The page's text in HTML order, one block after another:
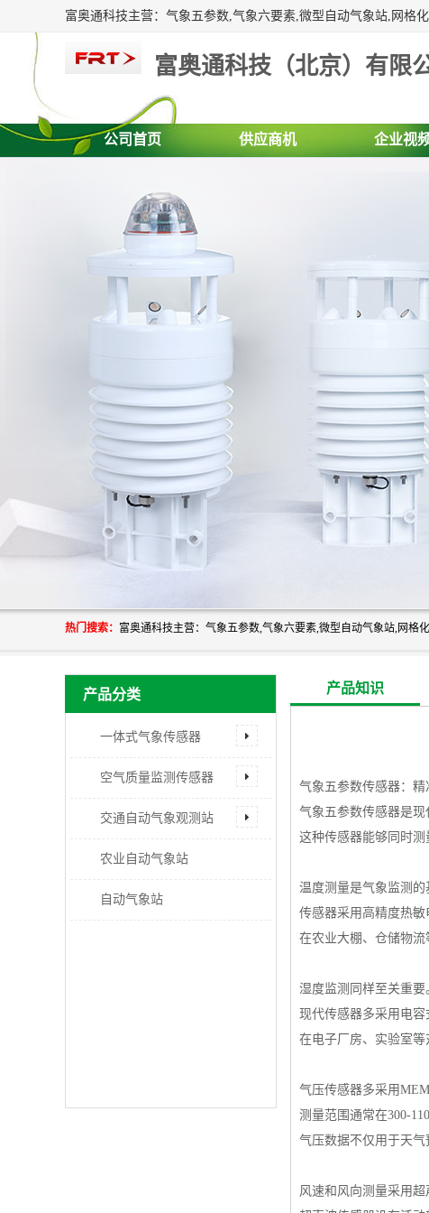
富奥通科技（北京）有限
公司首页 供应商机 企业视
热门搜索：
产品分类
一体式气象传感器
空气质量监测传感器
交通自动气象观测站
农业自动气象站
自动气象站
产品知识
气象五参数传感器：
气象五参数传感器是现
这种传感器能够同时
温度测量是气象监测的
传感器采用高精度热
在农业大棚、仓储物流
湿度监测同样至关重要
现代传感器多采用电容
在电子厂房、实验室等
气压传感器多采用
测量范围通常在300-
气压数据不仅用于天气
风速和风向测量采用超